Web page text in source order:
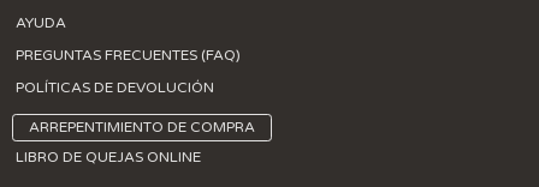
AYUDA
PREGUNTAS FRECUENTES (FAQ)
POLÍTICAS DE DEVOLUCIÓN
ARREPENTIMIENTO DE COMPRA
LIBRO DE QUEJAS ONLINE